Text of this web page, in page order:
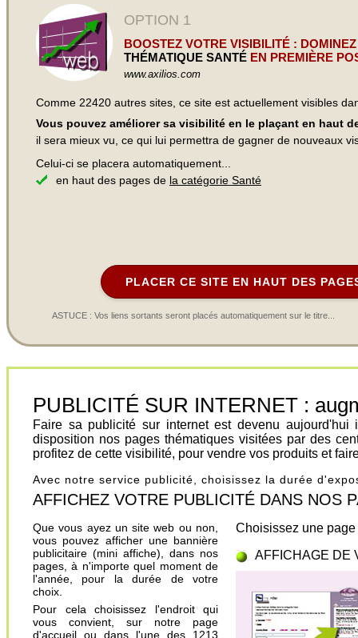
OPTION 1
BOOSTEZ VOTRE VISIBILITÉ :
THÉMATIQUE SANTÉ EN PREMIÈRE
www.axilios.com
Comme 22420 autres sites, ce site est actuellement visibles
Vous pouvez améliorer sa visibilité en le plaçant en haut
il sera mieux vu, ce qui lui permettra de gagner de nouveaux
Celui-ci se placera automatiquement...
en haut des pages de la catégorie Santé
PLACER CE SITE EN HAUT DES
ASTUCE : Vos liens sortants seront placés automatiquement sur le titre...
PUBLICITÉ SUR INTERNET :
Faire sa publicité sur internet est devenu
disposition nos pages thématiques visitées par des
profitez de cette visibilité, pour vendre vos produits et
Avec notre service publicité, choisissez la durée
AFFICHEZ VOTRE PUBLICITÉ DANS NOS
Que vous ayez un site web ou non,
vous pouvez afficher une bannière
publicitaire (mini affiche), dans nos
pages, à n'importe quel moment de
l'année, pour la durée de votre
choix.
Pour cela choisissez l'endroit qui
vous convient, sur notre page
d'accueil ou dans l'une des 1213
Choisissez une
AFFICHAGE DE